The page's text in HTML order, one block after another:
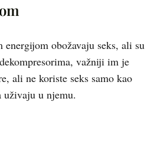
energijom obožavaju seks, ali su
važniji im je
ali ne koriste seks samo kao
uživaju u njemu.